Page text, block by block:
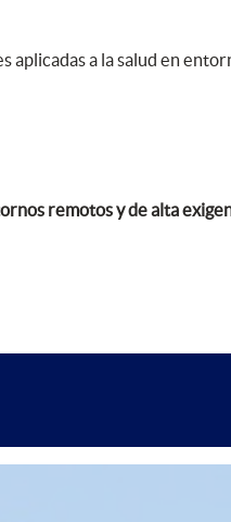
a la salud en
remotos y de alta